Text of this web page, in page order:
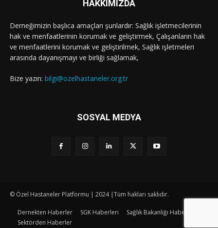
HAKKIMIZDA
Derneğimizin başlıca amaçları şunlardır: Sağlık işletmecilerinin
hak ve menfaatlerinin korumak ve geliştirmek, Çalışanların hak
ve menfaatlerini korumak ve geliştirilmek, Sağlık işletmeleri
arasında dayanışmayı ve birliği sağlamak,
Bize yazın: bilgi@ozelhastaneler.org.tr
SOSYAL MEDYA
© Özel Hastaneler Platformu | 2024 |Tüm hakları saklıdır.
Dernekten Haberler SGK Haberleri
Sağlık Bakanlığı Haberleri
Sektörden Haberler